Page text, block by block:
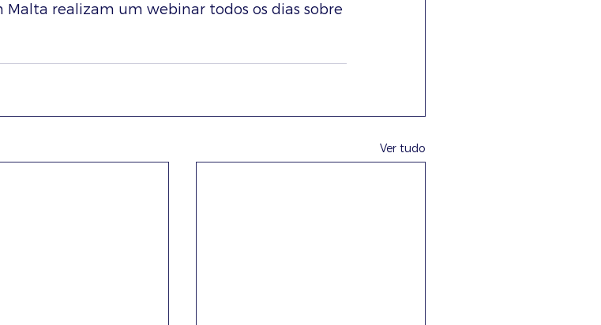
Malta realizam um webinar todos os dias sobre
Ver tudo